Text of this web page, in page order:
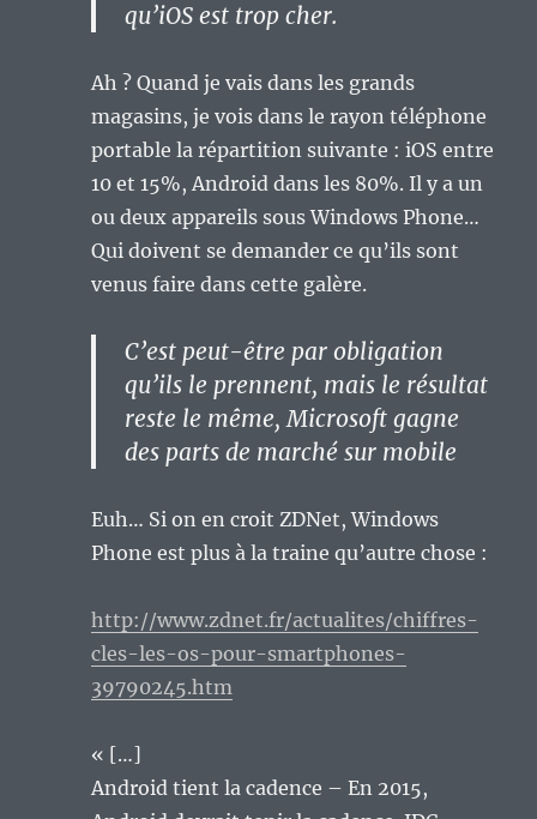
qu’iOS est trop cher.
Ah ? Quand je vais dans les grands
magasins, je vois dans le rayon téléphone
portable la répartition suivante : iOS entre
10 et 15%, Android dans les 80%. Il y a un
ou deux appareils sous Windows Phone…
Qui doivent se demander ce qu’ils sont
venus faire dans cette galère.
C’est peut-être par obligation
qu’ils le prennent, mais le résultat
reste le même, Microsoft gagne
des parts de marché sur mobile
Euh… Si on en croit ZDNet, Windows
Phone est plus à la traine qu’autre chose :
http://www.zdnet.fr/actualites/chiffres-
cles-les-os-pour-smartphones-
39790245.htm
« […]
Android tient la cadence – En 2015,